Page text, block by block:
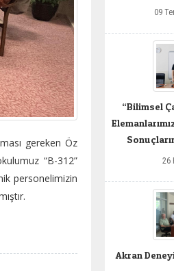
gereken Öz
“B-312”
personelimizin
09
“Bilimsel
26
Akran